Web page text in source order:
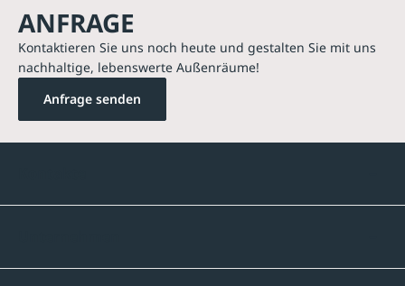
ANFRAGE
Kontaktieren Sie uns noch heute und gestalten Sie mit uns
nachhaltige, lebenswerte Außenräume!
Anfrage senden